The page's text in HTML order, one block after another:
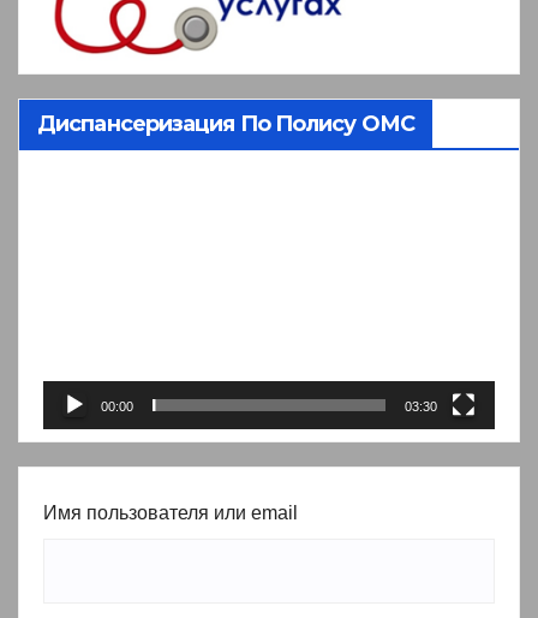
Диспансеризация По Полису ОМС
00:00 03:30
Имя пользователя или email